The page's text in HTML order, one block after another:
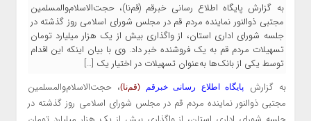
به گزارش پایگاه اطلاع رسانی خبرقم (قم‌نا)، حجت‌الاسلام‌والمسلمین
مجتبی ذوالنور نماینده مردم قم در مجلس شورای اسلامی روز گذشته در
جلسه شورای اداری استان، از واگذاری بیش از یک هزار میلیارد تومان
تسهیلات مردم قم به یک فروشنده خبر داد. وی با بیان اینکه این اقدام
توسط یکی از بانک‌ها به‌عنوان تسهیلات در اختیار یک […]
به گزارش
پایگاه اطلاع رسانی خبرقم (قم‌نا)
، حجت‌الاسلام‌والمسلمین
مجتبی ذوالنور نماینده مردم قم در مجلس شورای اسلامی روز گذشته در